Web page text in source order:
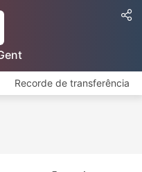
Recorde de transferência